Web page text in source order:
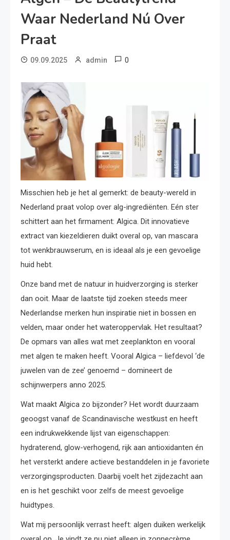
Waar Nederland Nú Over
Praat
09.09.2025 admin 0
Misschien heb je het al gemerkt: de beauty-wereld in
Nederland praat volop over alg-ingrediënten. Eén ster
schittert aan het firmament: Algica. Dit innovatieve
extract van kiezeldieren duikt overal op, van mascara
tot wenkbrauwserum, en is ideaal als je een gevoelige
huid hebt.
Onze band met de natuur in huidverzorging is sterker
dan ooit. Maar de laatste tijd zoeken steeds meer
Nederlandse merken hun inspiratie niet in bossen en
velden, maar onder het wateroppervlak. Het resultaat?
De opmars van alles wat met zeeplankton en vooral
met algen te maken heeft. Vooral Algica – liefdevol ‘de
juwelen van de zee’ genoemd – domineert de
schijnwerpers anno 2025.
Wat maakt Algica zo bijzonder? Het wordt duurzaam
geoogst vanaf de Scandinavische westkust en heeft
een indrukwekkende lijst van eigenschappen:
hydraterend, glow-verhogend, rijk aan antioxidanten én
het versterkt andere actieve bestanddelen in je favoriete
verzorgingsproducten. Daarbij voelt het zijdezacht aan
en is het geschikt voor zelfs de meest gevoelige
huidtypes.
Wat mij persoonlijk verrast heeft: algen duiken werkelijk